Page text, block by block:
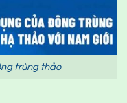
trùng thảo